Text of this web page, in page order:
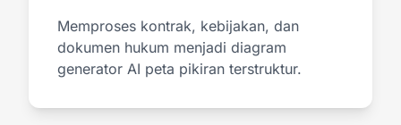
Memproses kontrak, kebijakan, dan
dokumen hukum menjadi diagram
generator AI peta pikiran terstruktur.